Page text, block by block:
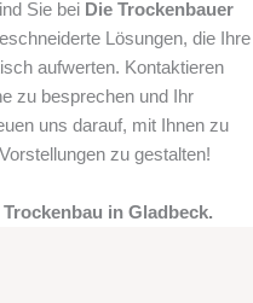
Sie bei Die Trockenbauer
Lösungen, die Ihre
aufwerten. Kontaktieren
zu besprechen und Ihr
uns darauf, mit Ihnen zu
zu gestalten!
in Gladbeck.